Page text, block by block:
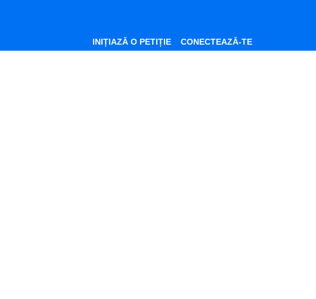
INIȚIAZĂ O PETIȚIE CONECTEAZĂ-TE